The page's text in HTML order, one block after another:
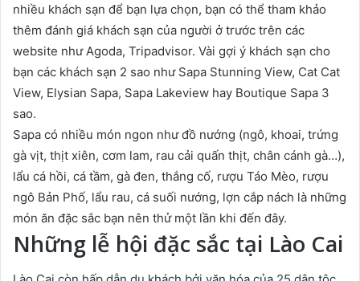
nhiều khách sạn để bạn lựa chọn, bạn có thể tham khảo
thêm đánh giá khách sạn của người ở trước trên các
website như Agoda, Tripadvisor. Vài gợi ý khách sạn cho
bạn các khách sạn 2 sao như Sapa Stunning View, Cat Cat
View, Elysian Sapa, Sapa Lakeview hay Boutique Sapa 3
sao.
Sapa có nhiều món ngon như đồ nướng (ngô, khoai, trứng
gà vịt, thịt xiên, cơm lam, rau cải quấn thịt, chân cánh gà…),
lẩu cá hồi, cá tầm, gà đen, thắng cố, rượu Táo Mèo, rượu
ngô Bản Phố, lẩu rau, cá suối nướng, lợn cắp nách là những
món ăn đặc sắc bạn nên thử một lần khi đến đây.
Những lễ hội đặc sắc tại Lào Cai